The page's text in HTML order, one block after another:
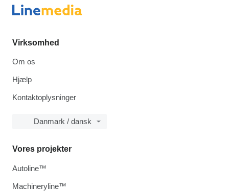
Virksomhed
Om os
Hjælp
Kontaktoplysninger
Danmark / dansk
Vores projekter
Autoline™
Machineryline™